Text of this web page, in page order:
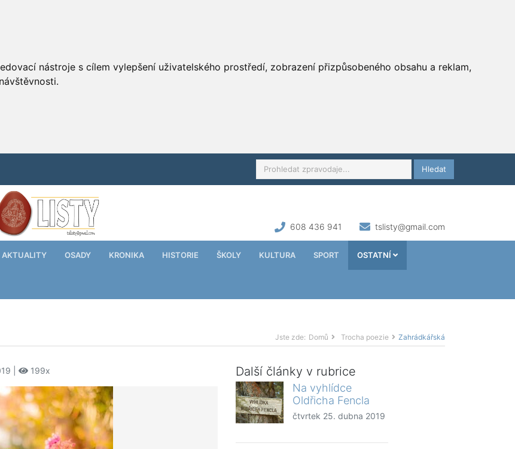
nástroje s cílem vylepšení uživatelského prostředí, zobrazení přizpůsobeného obsahu a reklam,
Hledat
608 436 941 tslisty@gmail.com
AKTUALITY OSADY KRONIKA HISTORIE ŠKOLY KULTURA SPORT OSTATNÍ
Jste zde: Domů Trocha poezie Zahrádkářská
| 199x Další články v rubrice
Na vyhlídce
Oldřicha Fencla
čtvrtek 25. dubna 2019